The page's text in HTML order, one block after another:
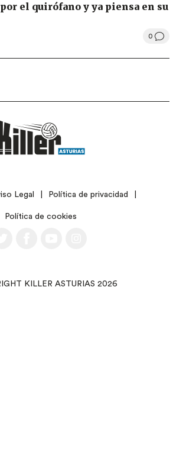
el quirófano y ya piensa en su
0
Legal Política de privacidad
Política de cookies
KILLER ASTURIAS 2026